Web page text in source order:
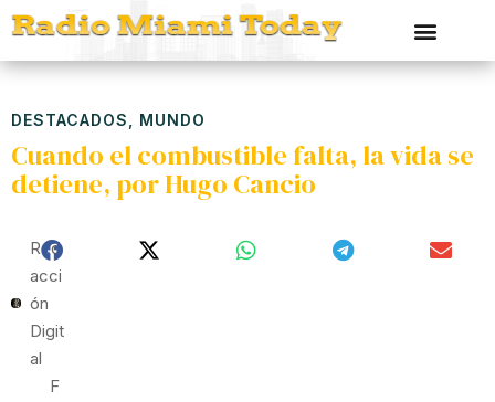
DESTACADOS MUNDO
Cuando el combustible falta, la vida se
detiene, por Hugo Cancio
Red
Acci
Ón
Digit
Al
F